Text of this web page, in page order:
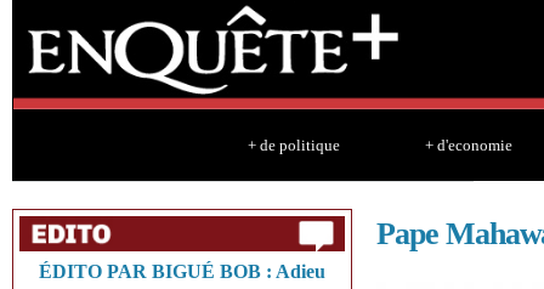
+ de politique + d'economie
ÉDITO PAR BIGUÉ BOB : Adieu
Pape